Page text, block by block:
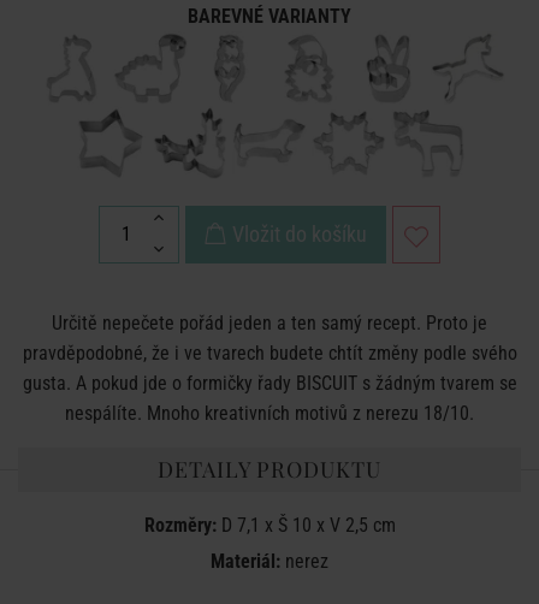
BAREVNÉ VARIANTY
Vložit do košíku
Určitě nepečete pořád jeden a ten samý recept. Proto je
pravděpodobné, že i ve tvarech budete chtít změny podle svého
gusta. A pokud jde o formičky řady BISCUIT s žádným tvarem se
nespálíte. Mnoho kreativních motivů z nerezu 18/10.
DETAILY PRODUKTU
Rozměry:D 7,1 x Š 10 x V 2,5 cm
Materiál: nerez